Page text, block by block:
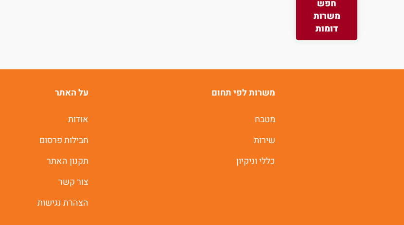
חפש
משרות
דומות
משרות לפי תחום
מטבח
שירות
כללי וניקיון
על האתר
אודות
חבילות פרסום
תקנון האתר
צור קשר
הצהרת נגישות
משרות חמות לוואטסאפ